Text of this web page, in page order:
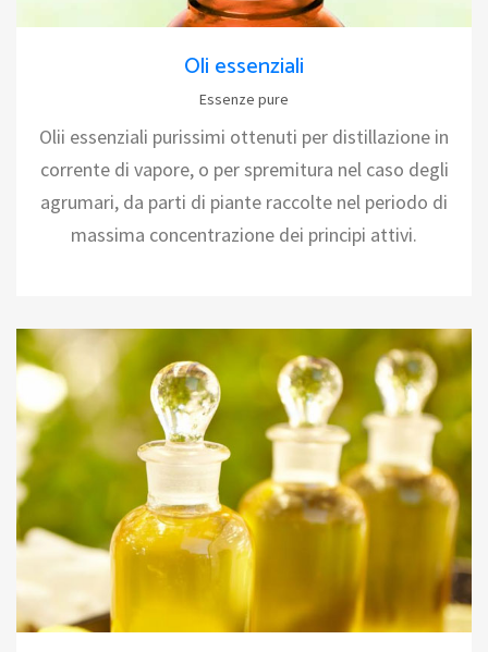
Oli essenziali
Essenze pure
Olii essenziali purissimi ottenuti per distillazione in
corrente di vapore, o per spremitura nel caso degli
agrumari, da parti di piante raccolte nel periodo di
massima concentrazione dei principi attivi.